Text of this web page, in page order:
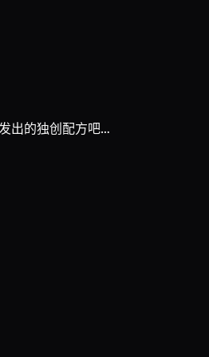
出的独创配方吧…